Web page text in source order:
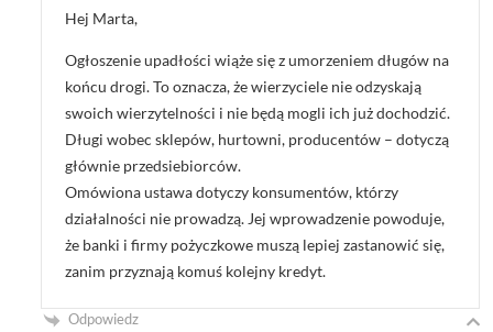
Hej Marta,
Ogłoszenie upadłości wiąże się z umorzeniem długów na
końcu drogi. To oznacza, że wierzyciele nie odzyskają
swoich wierzytelności i nie będą mogli ich już dochodzić.
Długi wobec sklepów, hurtowni, producentów – dotyczą
głównie przedsiebiorców.
Omówiona ustawa dotyczy konsumentów, którzy
działalności nie prowadzą. Jej wprowadzenie powoduje,
że banki i firmy pożyczkowe muszą lepiej zastanowić się,
zanim przyznają komuś kolejny kredyt.
Odpowiedz